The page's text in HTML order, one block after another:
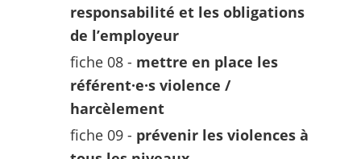
responsabilité et les obligations
de l’employeur
fiche 08 - mettre en place les
référent·e·s violence /
harcèlement
fiche 09 - prévenir les violences à